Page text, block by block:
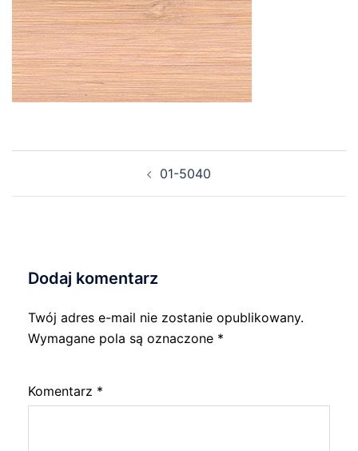
01-5040
Dodaj komentarz
Twój adres e-mail nie zostanie opublikowany.
Wymagane pola są oznaczone *
Komentarz *